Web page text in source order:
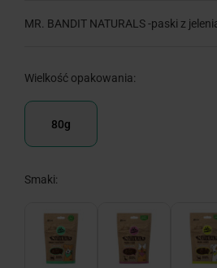
MR. BANDIT NATURALS -paski z
Wielkość opakowania:
80g
Smaki: